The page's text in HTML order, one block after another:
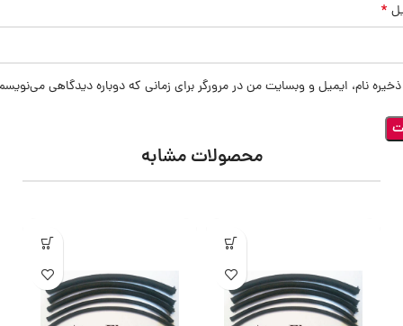
*
ذخیره نام، ایمیل و وبسایت من در مرورگر برای زمانی که دوباره دیدگاهی
محصولات مشابه